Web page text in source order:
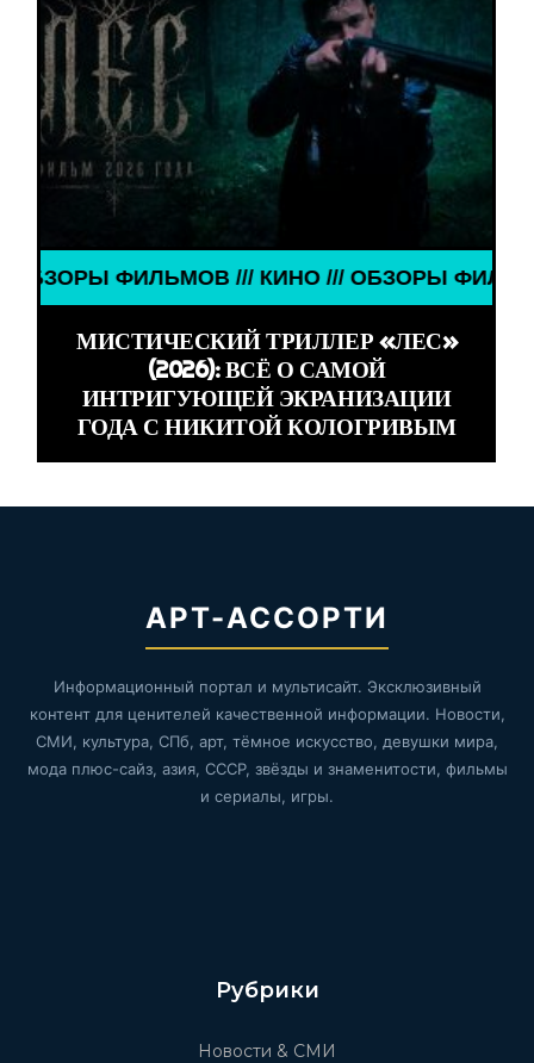
/// КИНО /// ОБЗОРЫ ФИЛЬМОВ /// КИНО
МИСТИЧЕСКИЙ ТРИЛЛЕР «ЛЕС»
(2026): ВСЁ О САМОЙ
ИНТРИГУЮЩЕЙ ЭКРАНИЗАЦИИ
ГОДА С НИКИТОЙ КОЛОГРИВЫМ
АРТ-АССОРТИ
Информационный портал и мультисайт. Эксклюзивный
контент для ценителей качественной информации. Новости,
СМИ, культура, СПб, арт, тёмное искусство, девушки мира,
мода плюс-сайз, азия, СССР, звёзды и знаменитости, фильмы
и сериалы, игры.
Рубрики
Новости & СМИ